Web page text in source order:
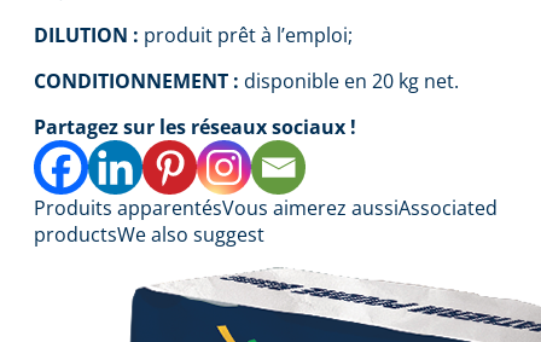
DILUTION : produit prêt à l’emploi;
CONDITIONNEMENT : disponible en 20 kg net.
Partagez sur les réseaux sociaux !
Produits apparentésVous aimerez aussiAssociated
productsWe also suggest